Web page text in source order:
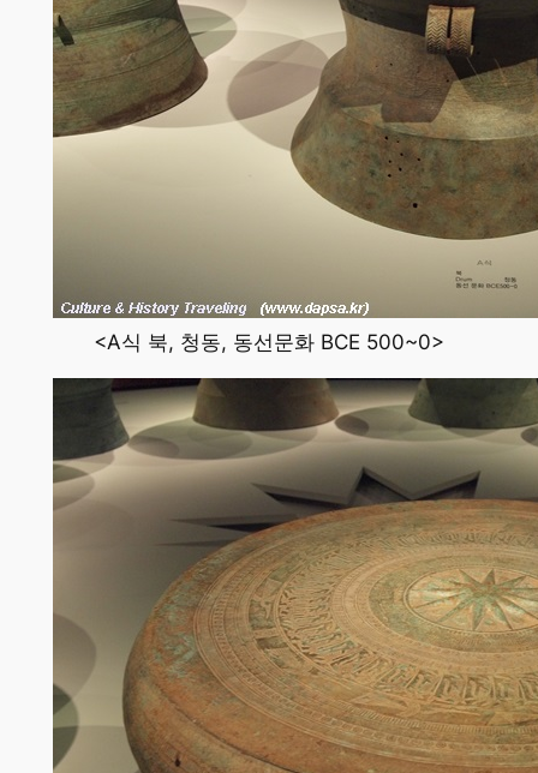
<A식 북, 청동, 동선문화 BCE 500~0>